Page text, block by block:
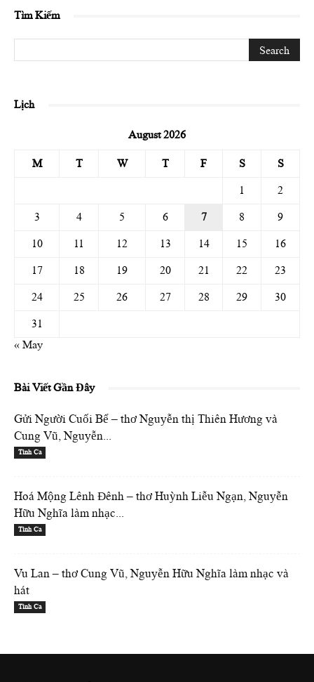
Tìm Kiếm
Lịch
August 2026
M T W T F S S
1 2
3 4 5 6 7 8 9
10 11 12 13 14 15 16
17 18 19 20 21 22 23
24 25 26 27 28 29 30
31
« May
Bài Viết Gần Đây
Gửi Người Cuối Bể – thơ Nguyễn thị Thiên Hương và
Cung Vũ, Nguyễn...
Tình Ca
Hoá Mộng Lênh Đênh – thơ Huỳnh Liễu Ngạn, Nguyễn
Hữu Nghĩa làm nhạc...
Tình Ca
Vu Lan – thơ Cung Vũ, Nguyễn Hữu Nghĩa làm nhạc và
hát
Tình Ca